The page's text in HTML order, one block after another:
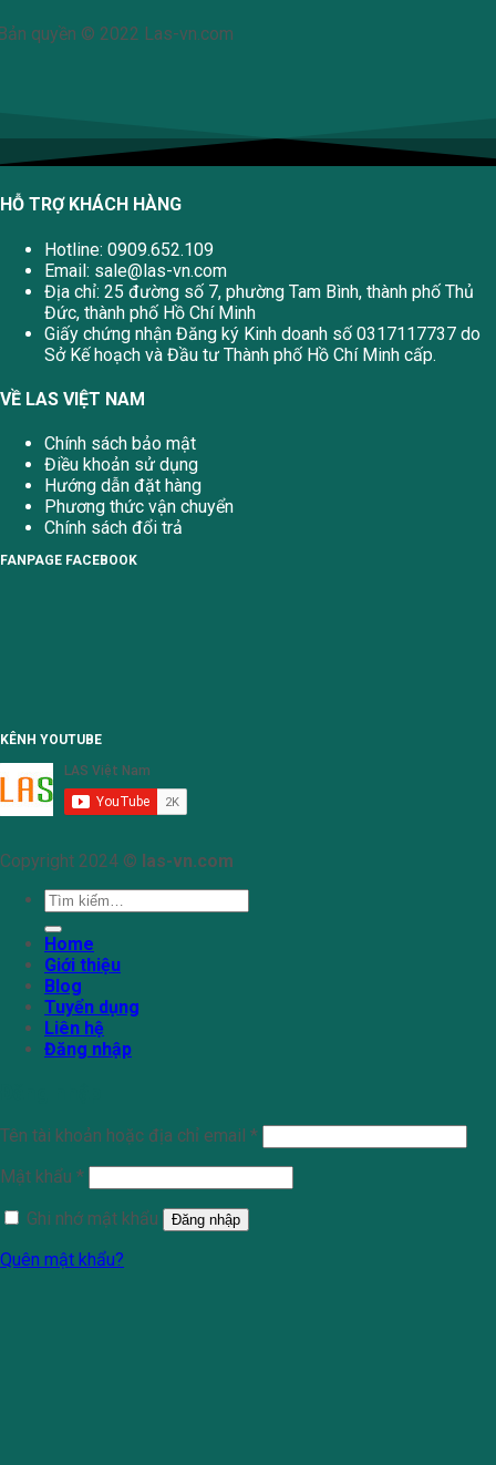
quyền © 2022 Las-vn.com
HỖ TRỢ KHÁCH HÀNG
Hotline: 0909.652.109
Email: sale@las-vn.com
Địa chỉ: 25 đường số 7, phường Tam Bình, thành phố Thủ
Đức, thành phố Hồ Chí Minh
Giấy chứng nhận Đăng ký Kinh doanh số 0317117737 do
Sở Kế hoạch và Đầu tư Thành phố Hồ Chí Minh cấp.
VỀ LAS VIỆT NAM
Chính sách bảo mật
Điều khoản sử dụng
Hướng dẫn đặt hàng
Phương thức vận chuyển
Chính sách đổi trả
FANPAGE FACEBOOK
KÊNH YOUTUBE
Copyright 2024 © las-vn.com
Tìm
kiếm:
Home
Giới thiệu
Blog
Tuyển dụng
Liên hệ
Đăng nhập
Tên tài khoản hoặc địa chỉ email *
Mật khẩu *
Ghi nhớ mật khẩu
Đăng nhập
Quên mật khẩu?